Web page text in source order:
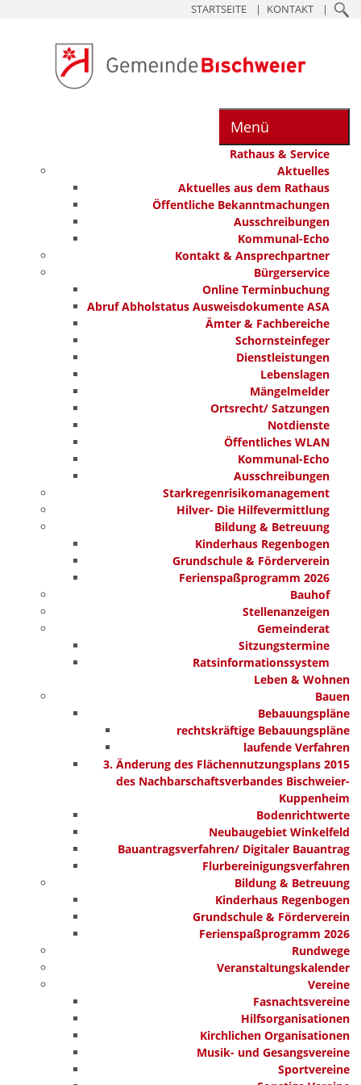
STARTSEITE KONTAKT
Menü
Rathaus & Service
Aktuelles
Aktuelles aus dem Rathaus
Öffentliche Bekanntmachungen
Ausschreibungen
Kommunal-Echo
Kontakt & Ansprechpartner
Bürgerservice
Online Terminbuchung
Abruf Abholstatus Ausweisdokumente ASA
Ämter & Fachbereiche
Schornsteinfeger
Dienstleistungen
Lebenslagen
Mängelmelder
Ortsrecht/ Satzungen
Notdienste
Öffentliches WLAN
Kommunal-Echo
Ausschreibungen
Starkregenrisikomanagement
Hilver- Die Hilfevermittlung
Bildung & Betreuung
Kinderhaus Regenbogen
Grundschule & Förderverein
Ferienspaßprogramm 2026
Bauhof
Stellenanzeigen
Gemeinderat
Sitzungstermine
Ratsinformationssystem
Leben & Wohnen
Bauen
Bebauungspläne
rechtskräftige Bebauungspläne
laufende Verfahren
3. Änderung des Flächennutzungsplans 2015
des Nachbarschaftsverbandes Bischweier-
Kuppenheim
Bodenrichtwerte
Neubaugebiet Winkelfeld
Bauantragsverfahren/ Digitaler Bauantrag
Flurbereinigungsverfahren
Bildung & Betreuung
Kinderhaus Regenbogen
Grundschule & Förderverein
Ferienspaßprogramm 2026
Rundwege
Veranstaltungskalender
Vereine
Fasnachtsvereine
Hilfsorganisationen
Kirchlichen Organisationen
Musik- und Gesangsvereine
Sportvereine